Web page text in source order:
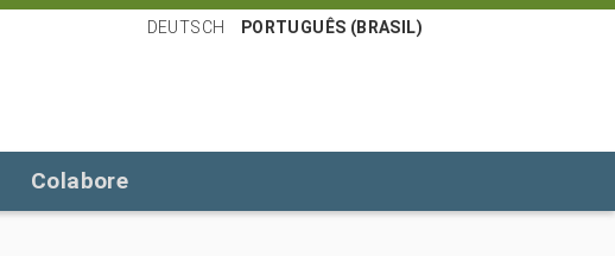
DEUTSCH PORTUGUÊS (BRASIL)
Colabore